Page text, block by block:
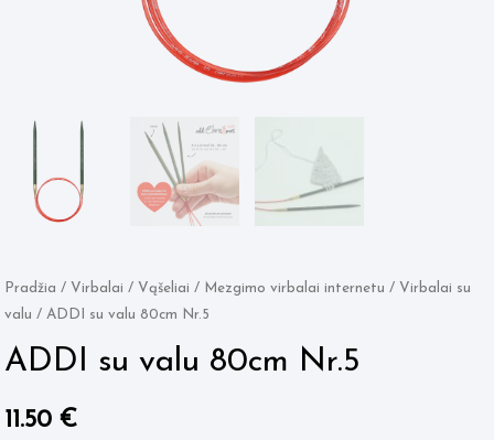
Pradžia / Virbalai / Vąšeliai / Mezgimo virbalai internetu / Virbalai su
valu / ADDI su valu 80cm Nr.5
ADDI su valu 80cm Nr.5
11.50 €